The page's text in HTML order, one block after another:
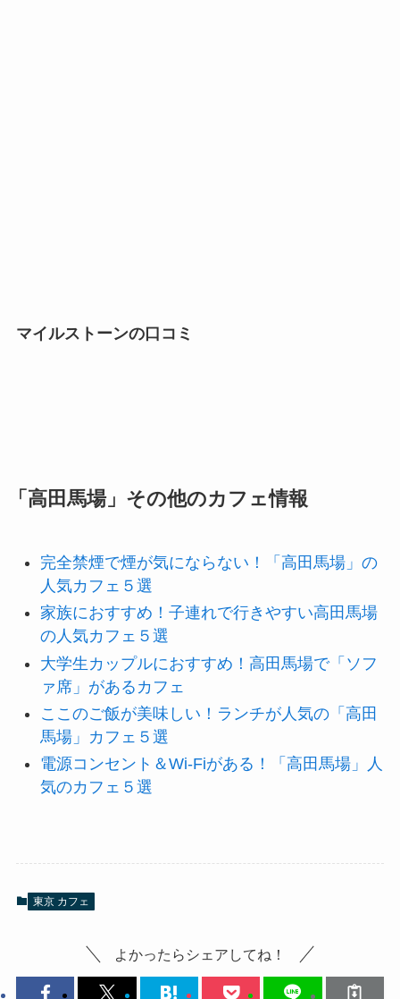
マイルストーンの口コミ
「高田馬場」その他のカフェ情報
完全禁煙で煙が気にならない！「高田馬場」の
人気カフェ５選
家族におすすめ！子連れで行きやすい高田馬場
の人気カフェ５選
大学生カップルにおすすめ！高田馬場で「ソフ
ァ席」があるカフェ
ここのご飯が美味しい！ランチが人気の「高田
馬場」カフェ５選
電源コンセント＆Wi-Fiがある！「高田馬場」人
気のカフェ５選
東京 カフェ
よかったらシェアしてね！